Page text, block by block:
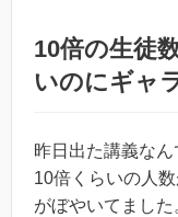
10倍の生徒
いのにギャ
昨日出た講義な
10倍くらいの人
がぼやいてました